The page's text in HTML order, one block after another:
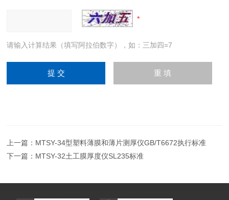
请输入计算结果（填写阿拉伯数字），如：三加四=7
上一篇： MTSY-34型塑料薄膜和薄片测厚仪GB/T6672执行标准
下一篇： MTSY-32土工膜厚度仪SL235标准